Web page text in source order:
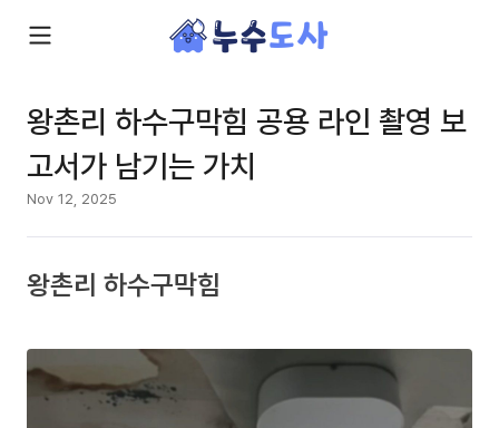
왕촌리 하수구막힘 공용 라인 촬영 보
고서가 남기는 가치
Nov 12, 2025
왕촌리 하수구막힘